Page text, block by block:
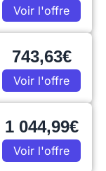
Voir l'offre
743,63€
Voir l'offre
1 044,99€
Voir l'offre